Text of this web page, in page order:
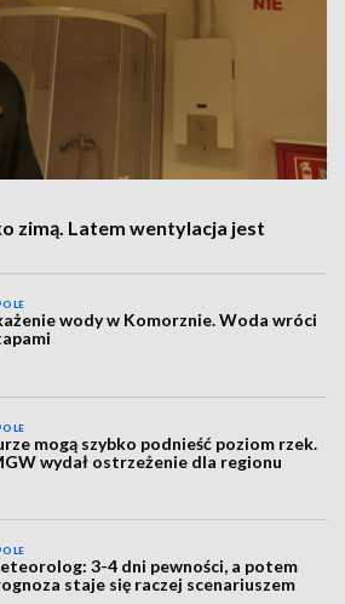
zimą. Latem wentylacja jest
wody w Komorznie. Woda wróci
mogą szybko podnieść poziom rzek.
wydał ostrzeżenie dla regionu
3-4 dni pewności, a potem
staje się raczej scenariuszem